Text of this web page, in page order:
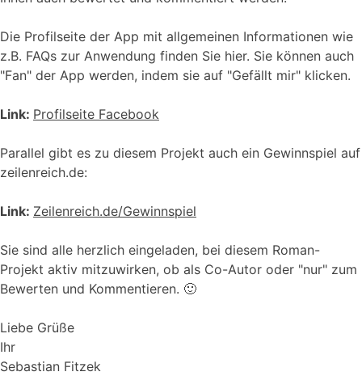
Die Profilseite der App mit allgemeinen Informationen wie
z.B. FAQs zur Anwendung finden Sie hier. Sie können auch
"Fan" der App werden, indem sie auf "Gefällt mir" klicken.
Link: Profilseite Facebook
Parallel gibt es zu diesem Projekt auch ein Gewinnspiel auf
zeilenreich.de:
Link: Zeilenreich.de/Gewinnspiel
Sie sind alle herzlich eingeladen, bei diesem Roman-
Projekt aktiv mitzuwirken, ob als Co-Autor oder "nur" zum
Bewerten und Kommentieren. 🙂
Liebe Grüße
Ihr
Sebastian Fitzek